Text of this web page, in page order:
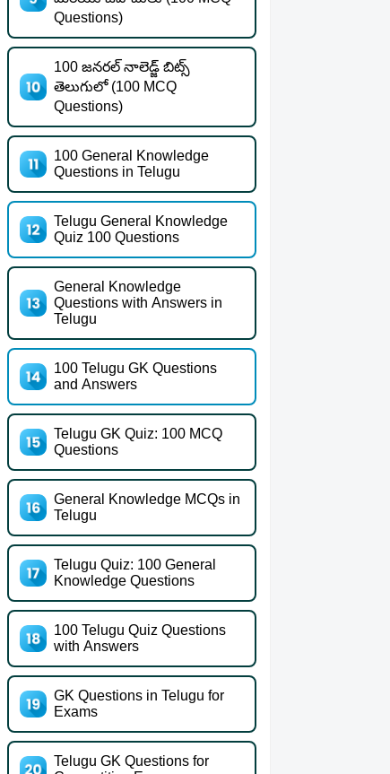
Questions)
100 జనరల్ నాలెడ్జ్ బిట్స్
తెలుగులో (100 MCQ
Questions)
100 General Knowledge
Questions in Telugu
Telugu General Knowledge
Quiz 100 Questions
General Knowledge
Questions with Answers in
Telugu
100 Telugu GK Questions
and Answers
Telugu GK Quiz: 100 MCQ
Questions
General Knowledge MCQs in
Telugu
Telugu Quiz: 100 General
Knowledge Questions
100 Telugu Quiz Questions
with Answers
GK Questions in Telugu for
Exams
Telugu GK Questions for